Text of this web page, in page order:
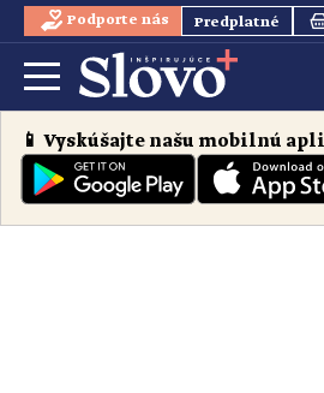
Podporte nás Predplatné
📱 Vyskúšajte našu mobilnú